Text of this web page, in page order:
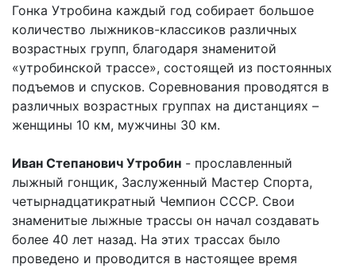
Гонка Утробина каждый год собирает большое
количество лыжников-классиков различных
возрастных групп, благодаря знаменитой
«утробинской трассе», состоящей из постоянных
подъемов и спусков. Соревнования проводятся в
различных возрастных группах на дистанциях –
женщины 10 км, мужчины 30 км.
Иван Степанович Утробин - прославленный
лыжный гонщик, Заслуженный Мастер Спорта,
четырнадцатикратный Чемпион СССР. Свои
знаменитые лыжные трассы он начал создавать
более 40 лет назад. На этих трассах было
проведено и проводится в настоящее время